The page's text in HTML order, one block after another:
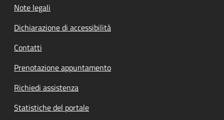
Note legali
Dichiarazione di accessibilità
Contatti
Prenotazione appuntamento
Richiedi assistenza
Statistiche del portale